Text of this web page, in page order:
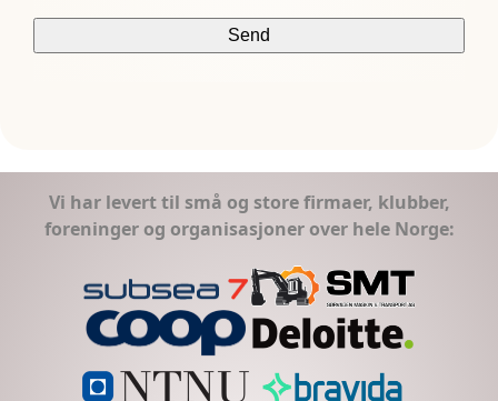
Vi har levert til små og store firmaer, klubber,
foreninger og organisasjoner over hele Norge: